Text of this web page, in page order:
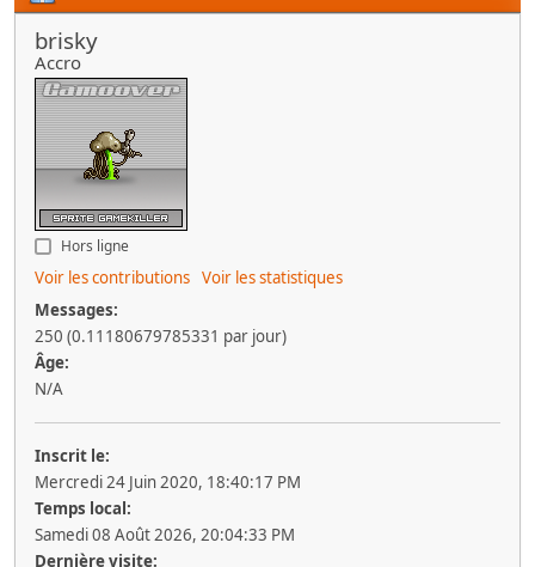
brisky
Accro
Hors ligne
Voir les contributions Voir les statistiques
Messages:
250 (0.11180679785331 par jour)
Âge:
N/A
Inscrit le:
Mercredi 24 Juin 2020, 18:40:17 PM
Temps local:
Samedi 08 Août 2026, 20:04:33 PM
Dernière visite: